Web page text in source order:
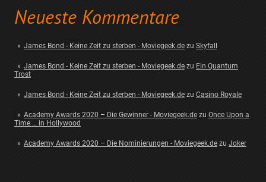
Neueste Kommentare
James Bond - Keine Zeit zu sterben - Moviegeek.dezu Skyfall
James Bond - Keine Zeit zu sterben - Moviegeek.dezu Ein Quantum
Trost
James Bond - Keine Zeit zu sterben - Moviegeek.dezu Casino Royale
Academy Awards 2020 – Die Gewinner - Moviegeek.dezu Once Upon a
Time … in Hollywood
Academy Awards 2020 – Die Nominierungen - Moviegeek.dezu Joker